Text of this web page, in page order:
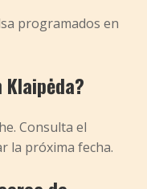
programados en
Consulta el
la próxima fecha.